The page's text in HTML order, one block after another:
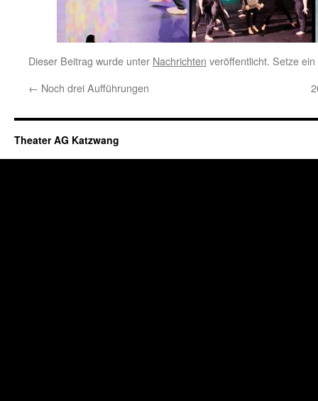
Dieser Beitrag wurde unter Nachrichten veröffentlicht. Setze
← Noch drei Aufführungen
Theater AG Katzwang